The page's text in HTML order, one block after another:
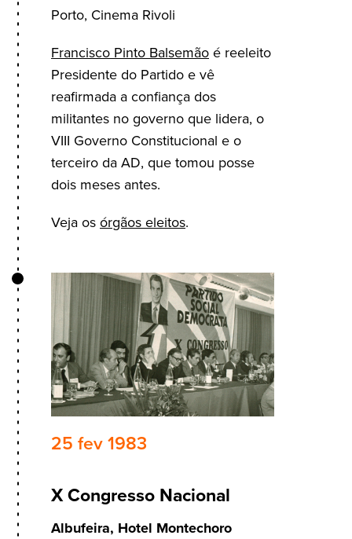
Porto, Cinema Rivoli
Francisco Pinto Balsemão é reeleito
Presidente do Partido e vê
reafirmada a confiança dos
militantes no governo que lidera, o
VIII Governo Constitucional e o
terceiro da AD, que tomou posse
dois meses antes.
Veja os órgãos eleitos.
25 fev 1983
X Congresso Nacional
Albufeira, Hotel Montechoro